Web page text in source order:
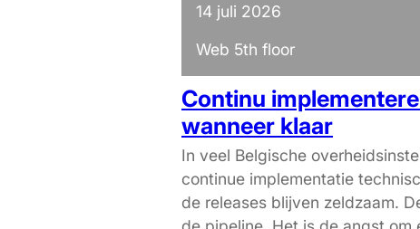
14 juli 2026
Web 5th floor
Continu
wanneer klaar
In veel Belgische
continue implementatie
de releases blijven zeldzaam.